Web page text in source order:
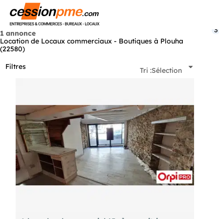
1 annonce
Location de Locaux commerciaux - Boutiques à Plouha
(22580)
Filtres
3
Tri :Sélection